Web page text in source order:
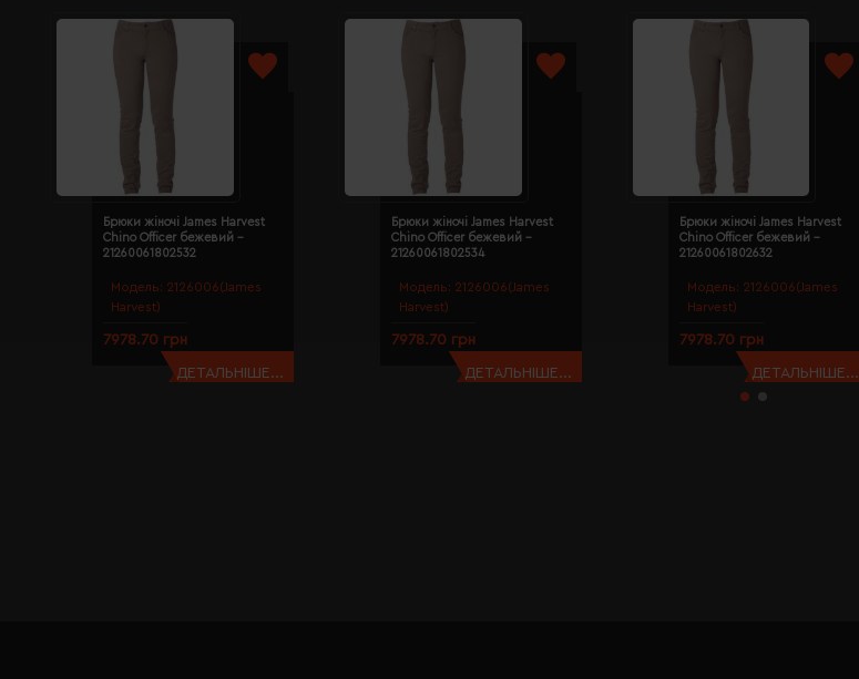
Модель: 2126006(James
Harvest)
Брюки жіночі James Harvest
Chino Officer бежевий -
21260061802532
7978.70 грн
ДЕТАЛЬНІШЕ...
Модель: 2126006(James
Harvest)
Брюки жіночі James Harvest
Chino Officer бежевий -
21260061802534
7978.70 грн
ДЕТАЛЬНІШЕ...
Модель: 2126006(James
Harvest)
Брюки жіночі James Harvest
Chino Officer бежевий -
21260061802632
7978.70 грн
ДЕТАЛЬНІШЕ...